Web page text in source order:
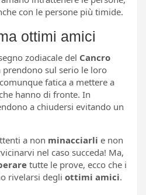
con le persone più timide.
ottimi amici
zodiacale del Cancro
sul serio le loro
fatica a mettere a
hanno di fronte. In
a chiudersi evitando un
a non minacciarli e non
nel caso succeda! Ma,
tutte le prove, ecco che i
rivelarsi degli ottimi amici.